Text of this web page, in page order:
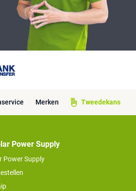
Merken Tweedekans
Power Supply
Power Supply